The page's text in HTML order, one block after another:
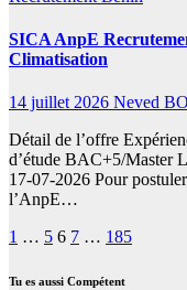
SICA AnpE
Climatisation
14 juillet 2026 Neved
Détail de l’offre
d’étude BAC+5/Master
17-07-2026 Pour
l’AnpE…
Pagination
des
1 … 5 6 7 … 185
Tu es aussi Compétent